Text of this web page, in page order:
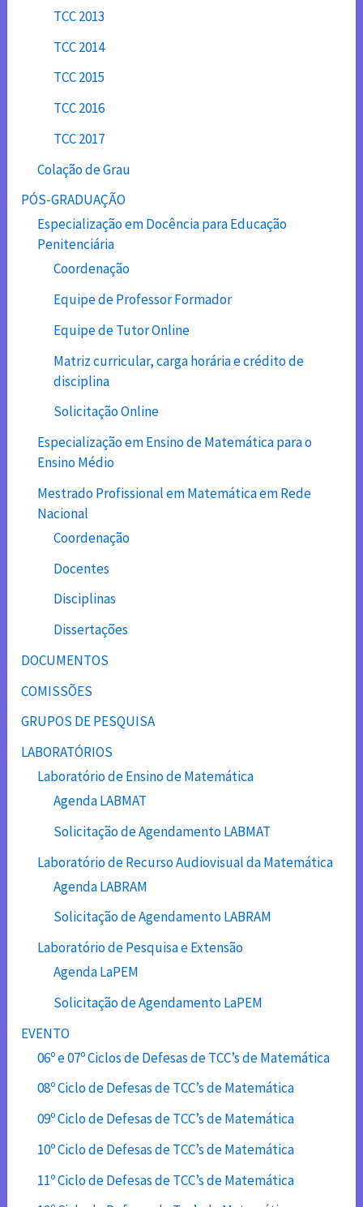
TCC 2013
TCC 2014
TCC 2015
TCC 2016
TCC 2017
Colação de Grau
PÓS-GRADUAÇÃO
Especialização em Docência para Educação
Penitenciária
Coordenação
Equipe de Professor Formador
Equipe de Tutor Online
Matriz curricular, carga horária e crédito de
disciplina
Solicitação Online
Especialização em Ensino de Matemática para o
Ensino Médio
Mestrado Profissional em Matemática em Rede
Nacional
Coordenação
Docentes
Disciplinas
Dissertações
DOCUMENTOS
COMISSÕES
GRUPOS DE PESQUISA
LABORATÓRIOS
Laboratório de Ensino de Matemática
Agenda LABMAT
Solicitação de Agendamento LABMAT
Laboratório de Recurso Audiovisual da Matemática
Agenda LABRAM
Solicitação de Agendamento LABRAM
Laboratório de Pesquisa e Extensão
Agenda LaPEM
Solicitação de Agendamento LaPEM
EVENTO
06º e 07º Ciclos de Defesas de TCC’s de Matemática
08º Ciclo de Defesas de TCC’s de Matemática
09º Ciclo de Defesas de TCC’s de Matemática
10º Ciclo de Defesas de TCC’s de Matemática
11º Ciclo de Defesas de TCC’s de Matemática